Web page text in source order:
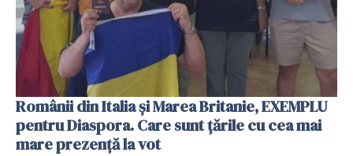
Românii din Italia și Marea Britanie, EXEMPLU
pentru Diaspora. Care sunt țările cu cea mai
mare prezență la vot